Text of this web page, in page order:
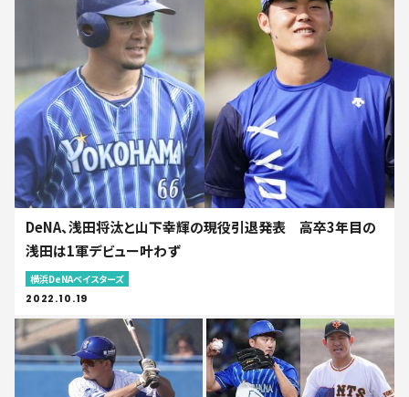
DeNA、浅田将汰と山下幸輝の現役引退発表 高卒3年目の
浅田は1軍デビュー叶わず
横浜DeNAベイスターズ
2022.10.19